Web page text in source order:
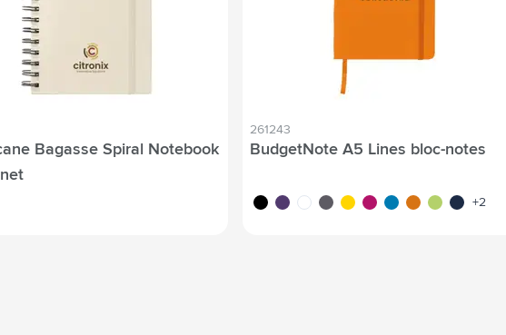
Bagasse Spiral Notebook
261243
BudgetNote A5 Lines bloc-notes
noir pourpreblancgris jaunemagentableu clair
orange
lime bleu marine
+2